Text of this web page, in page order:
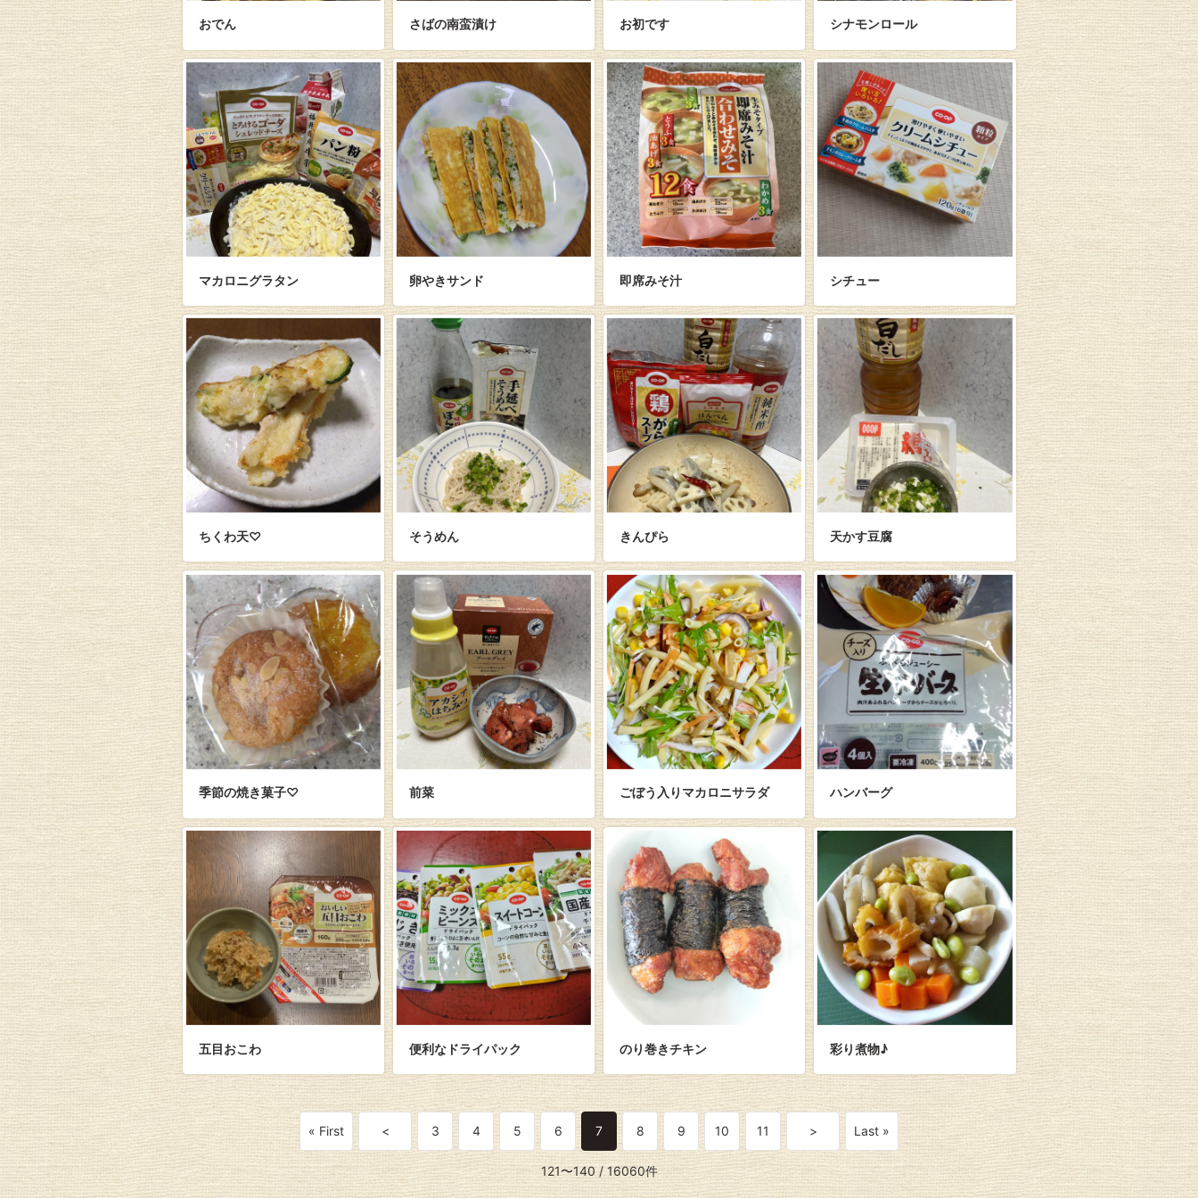
おでん さばの南蛮漬け お初です シナモンロール
マカロニグラタン 卵やきサンド 即席みそ汁 シチュー
ちくわ天♡ そうめん きんぴら 天かす豆腐
季節の焼き菓子♡ 前菜 ごぼう入りマカロニサラダ ハンバーグ
五目おこわ 便利なドライパック のり巻きチキン 彩り煮物♪
« First < 3 4 5 6 7 8 9 10 11 > Last »
121〜140/ 16060件